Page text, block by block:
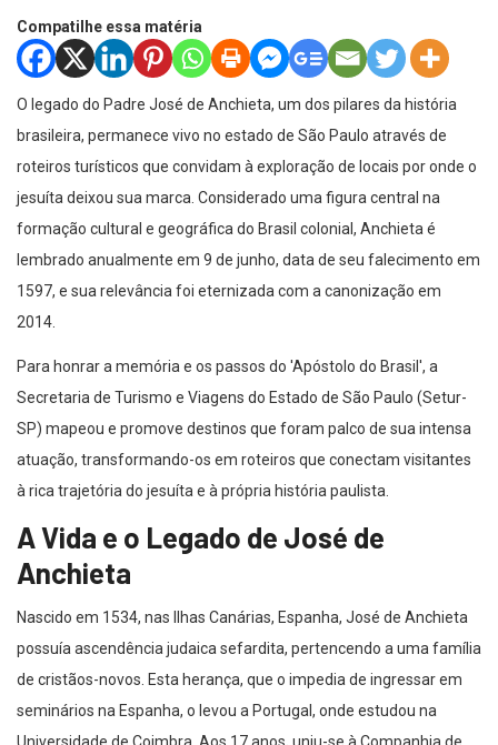
Compatilhe essa matéria
O legado do Padre José de Anchieta, um dos pilares da história
brasileira, permanece vivo no estado de São Paulo através de
roteiros turísticos que convidam à exploração de locais por onde o
jesuíta deixou sua marca. Considerado uma figura central na
formação cultural e geográfica do Brasil colonial, Anchieta é
lembrado anualmente em 9 de junho, data de seu falecimento em
1597, e sua relevância foi eternizada com a canonização em
2014.
Para honrar a memória e os passos do 'Apóstolo do Brasil', a
Secretaria de Turismo e Viagens do Estado de São Paulo (Setur-
SP) mapeou e promove destinos que foram palco de sua intensa
atuação, transformando-os em roteiros que conectam visitantes
à rica trajetória do jesuíta e à própria história paulista.
A Vida e o Legado de José de
Anchieta
Nascido em 1534, nas Ilhas Canárias, Espanha, José de Anchieta
possuía ascendência judaica sefardita, pertencendo a uma família
de cristãos-novos. Esta herança, que o impedia de ingressar em
seminários na Espanha, o levou a Portugal, onde estudou na